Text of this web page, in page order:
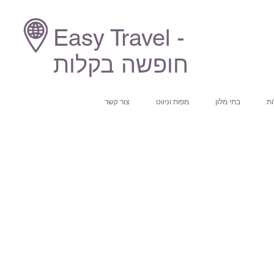
Easy Travel -
חופשה בקלות
צור קשר מפות וניווט בתי מלון